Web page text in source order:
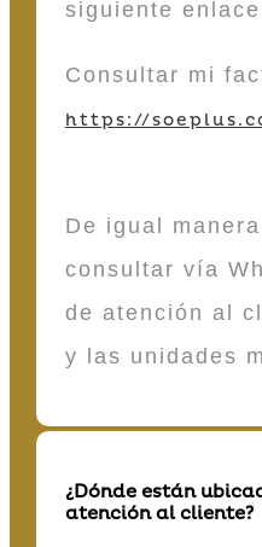
siguiente
Consultar mi
https://
De igual
consultar vía
de atención al
y las unidades
¿Dónde están
atención al cliente?